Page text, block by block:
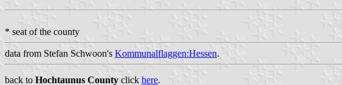
* seat of the county
data from Stefan Schwoon's Kommunalflaggen:Hessen.
back to Hochtaunus County click here.